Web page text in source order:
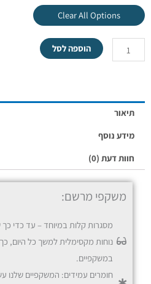
משקפי
Clear All Options
הוספה לסל
תיאור
מידע נוסף
חוות דעת (0)
משקפי מרשם:
מסגרות קלות במיוחד – עד כדי
נוחות מקסימלית למשך כל היום,
במשקפיים.
חומרים עמידים: המשקפיים שלנו